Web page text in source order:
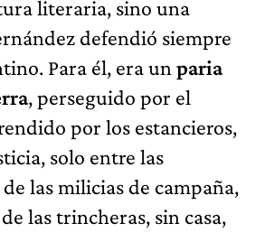
literaria, sino una
defendió siempre
Para él, era un paria
, perseguido por el
por los estancieros,
solo entre las
las milicias de campaña,
las trincheras, sin casa,